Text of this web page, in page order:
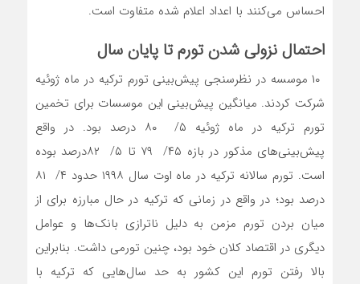
احساس می‌کنند با اعداد اعلام شده متفاوت است.
احتمال نزولی شدن تورم تا پایان سال
۱۰ موسسه در نظرسنجی پیش‌بینی تورم ترکیه در ماه ژوئیه
شرکت کردند. میانگین پیش‌بینی این موسسات برای تخمین
تورم ترکیه در ماه ژوئیه ۵/ ۸۰ درصد بود. در واقع
پیش‌بینی‌های مذکور در بازه ۴۵/ ۷۹ تا ۵/ ۸۲درصد بوده
است. تورم سالانه ترکیه در ماه اوت سال ۱۹۹۸ حدود ۴/ ۸۱
درصد بود؛ در واقع در زمانی که ترکیه در حال مبارزه برای از
میان بردن تورم مزمن به دلیل ناترازی بانک‌ها و عوامل
دیگری در اقتصاد کلان خود بود، چنین تورمی داشت. بنابراین
بالا رفتن تورم این کشور به حد سال‌هایی که ترکیه با